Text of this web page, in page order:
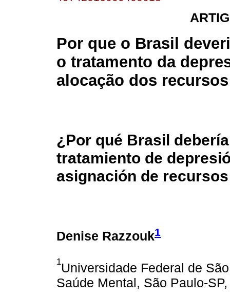
Por que o Brasil
o tratamento da
alocação dos
¿Por qué Brasil
tratamiento de
asignación de
Denise Razzouk1
1Universidade Federal de
Saúde Mental, São Paulo-